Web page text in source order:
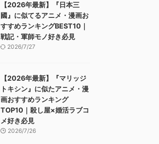
【2026年最新】『日本三
國』に似てるアニメ・漫画お
すすめランキングBEST10｜
戦記・軍師モノ好き必見
2026/7/27
【2026年最新】『マリッジ
トキシン』に似たアニメ・漫
画おすすめランキング
TOP10｜殺し屋×婚活ラブコ
メ好き必見
2026/7/26